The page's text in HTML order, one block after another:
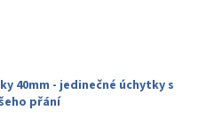
40mm - jedinečné úchytky s
přání